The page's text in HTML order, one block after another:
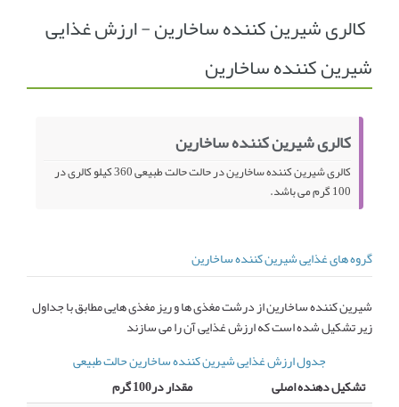
انجمن متخصصین زنان و اوما انتخاب نام کودک
فهرست مواد غذایی اپلیکیشن بارداری و کودک اوما
کالری شیرین کننده ساخارین - ارزش غذایی
شیرین کننده ساخارین
کالری شیرین کننده ساخارین
کالری شیرین کننده ساخارین در حالت حالت طبیعی 360 کیلو کالری در
100 گرم می باشد.
گروه های غذایی شیرین کننده ساخارین
شیرین کننده ساخارین از درشت مغذی ها و ریز مغذی هایی مطابق با جداول
زیر تشکیل شده است که ارزش غذایی آن را می سازند
جدول ارزش غذایی شیرین کننده ساخارین حالت طبیعی
تشکیل دهنده اصلی
مقدار در100 گرم